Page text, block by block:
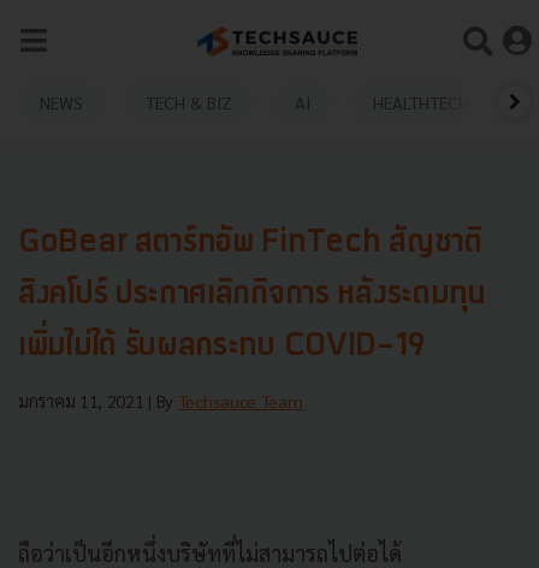
NEWS TECH & BIZ AI HEALTHTECH
GoBear สตาร์ทอัพ FinTech สัญชาติ
สิงคโปร์ ประกาศเลิกกิจการ หลังระดมทุน
เพิ่มไม่ได้ รับผลกระทบ COVID-19
มกราคม 11, 2021 | By Techsauce Team
ถือว่าเป็นอีกหนึ่งบริษัทที่ไม่สามารถไปต่อได้